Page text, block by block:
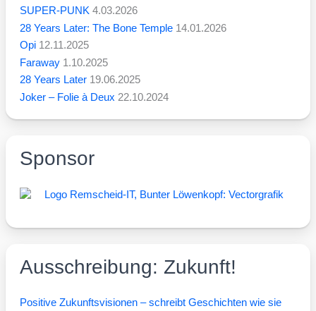
SUPER-PUNK 4.03.2026
28 Years Later: The Bone Temple 14.01.2026
Opi 12.11.2025
Faraway 1.10.2025
28 Years Later 19.06.2025
Joker – Folie à Deux 22.10.2024
Sponsor
Ausschreibung: Zukunft!
Posi­ti­ve Zukunfts­vi­sio­nen – schreibt Geschich­ten wie sie